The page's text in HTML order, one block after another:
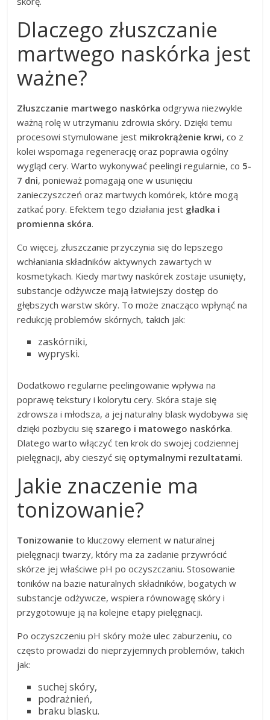
Dlaczego złuszczanie
martwego naskórka jest
ważne?
Złuszczanie martwego naskórka odgrywa niezwykle
ważną rolę w utrzymaniu zdrowia skóry. Dzięki temu
procesowi stymulowane jest mikrokrążenie krwi, co z
kolei wspomaga regenerację oraz poprawia ogólny
wygląd cery. Warto wykonywać peelingi regularnie, co 5-
7 dni, ponieważ pomagają one w usunięciu
zanieczyszczeń oraz martwych komórek, które mogą
zatkać pory. Efektem tego działania jest gładka i
promienna skóra.
Co więcej, złuszczanie przyczynia się do lepszego
wchłaniania składników aktywnych zawartych w
kosmetykach. Kiedy martwy naskórek zostaje usunięty,
substancje odżywcze mają łatwiejszy dostęp do
głębszych warstw skóry. To może znacząco wpłynąć na
redukcję problemów skórnych, takich jak:
zaskórniki,
wypryski.
Dodatkowo regularne peelingowanie wpływa na
poprawę tekstury i kolorytu cery. Skóra staje się
zdrowsza i młodsza, a jej naturalny blask wydobywa się
dzięki pozbyciu się szarego i matowego naskórka.
Dlatego warto włączyć ten krok do swojej codziennej
pielęgnacji, aby cieszyć się optymalnymi rezultatami.
Jakie znaczenie ma
tonizowanie?
Tonizowanie to kluczowy element w naturalnej
pielęgnacji twarzy, który ma za zadanie przywrócić
skórze jej właściwe pH po oczyszczaniu. Stosowanie
toników na bazie naturalnych składników, bogatych w
substancje odżywcze, wspiera równowagę skóry i
przygotowuje ją na kolejne etapy pielęgnacji.
Po oczyszczeniu pH skóry może ulec zaburzeniu, co
często prowadzi do nieprzyjemnych problemów, takich
jak:
suchej skóry,
podrażnień,
braku blasku.